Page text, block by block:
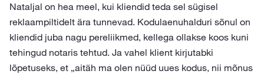
Nataljal on hea meel, kui kliendid teda sel sügisel
reklaampiltidelt ära tunnevad. Kodulaenuhalduri sõnul on
kliendid juba nagu pereliikmed, kellega ollakse koos kuni
tehingud notaris tehtud. Ja vahel klient kirjutabki
lõpetuseks, et „aitäh ma olen nüüd uues kodus, nii mõnus